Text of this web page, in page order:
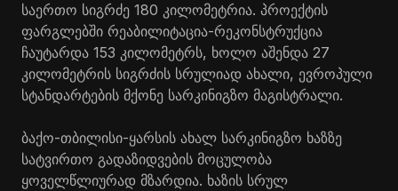
საერთო სიგრძე 180 კილომეტრია. პროექტის
ფარგლებში რეაბილიტაცია-რეკონსტრუქცია
ჩაუტარდა 153 კილომეტრს, ხოლო აშენდა 27
კილომეტრის სიგრძის სრულიად ახალი, ევროპული
სტანდარტების მქონე სარკინიგზო მაგისტრალი.
ბაქო-თბილისი-ყარსის ახალ სარკინიგზო ხაზზე
სატვირთო გადაზიდვების მოცულობა
ყოველწლიურად მზარდია. ხაზის სრულ